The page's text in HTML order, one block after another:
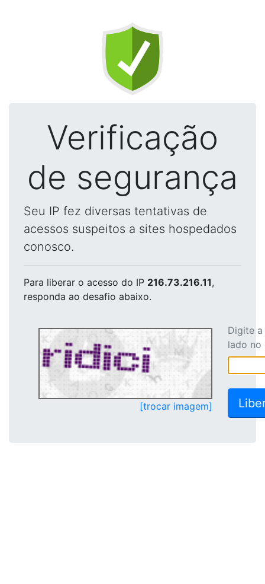
Verificação
de segurança
Seu IP fez diversas tentativas de
acessos suspeitos a sites hospedados
conosco.
Para liberar o acesso do IP 216.73.216.11,
responda ao desafio abaixo.
[trocar imagem]
Digite
lado no